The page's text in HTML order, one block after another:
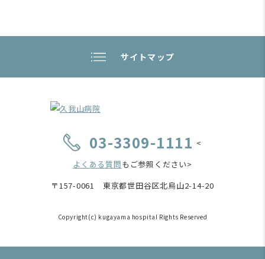
サイトマップ
03-3309-1111 <
よくある質問もご参照ください>
〒157-0061 東京都世田谷区北烏山2-14-20
Copyright(c) kugayama hospital Rights Reserved